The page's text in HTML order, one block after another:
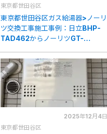
東京都世田谷区
東京都世田谷区ガス給湯器>ノーリ
ツ交換工事施工事例：日立BHP-
TAD462からノーリツGT-
2025年12月4日
東京都世田谷区